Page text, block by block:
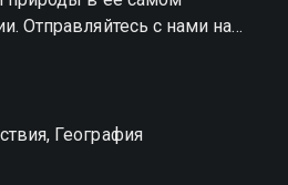
Отправляйтесь с нами на
География